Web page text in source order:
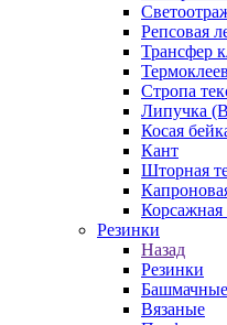
Репсовая
Трансфер
Стропа
Липучка
Косая
Кант
Шторная
Корсажная
Резинки
Назад
Резинки
Башмачные
Вязаные